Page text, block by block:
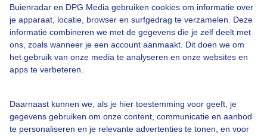
Buienradar en DPG Media gebruiken cookies om informatie over
je apparaat, locatie, browser en surfgedrag te verzamelen. Deze
informatie combineren we met de gegevens die je zelf deelt met
ons, zoals wanneer je een account aanmaakt. Dit doen we om
het gebruik van onze media te analyseren en onze websites en
apps te verbeteren.
Daarnaast kunnen we, als je hier toestemming voor geeft, je
gegevens gebruiken om onze content, communicatie en aanbod
te personaliseren en je relevante advertenties te tonen, en voor
Bekijk slideshow